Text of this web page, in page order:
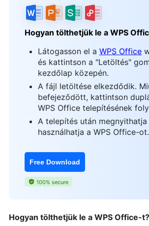
Hogyan tölthetjük le a WPS
Látogasson el a WPS Office
és kattintson a "Letöltés"
kezdőlap közepén.
A fájl letöltése elkezdődik.
befejeződött, kattintson
WPS Office telepítésének
A telepítés után megnyithatja
használhatja a WPS Office-ot.
Free Download
100% secure
Hogyan tölthetjük le a WPS Office-t?